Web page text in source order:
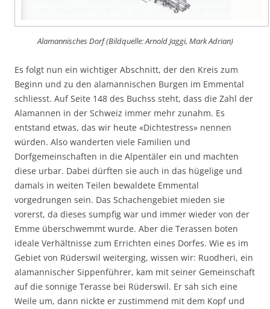
Alamannisches Dorf (Bildquelle: Arnold Jaggi, Mark Adrian)
Es folgt nun ein wichtiger Abschnitt, der den Kreis zum
Beginn und zu den alamannischen Burgen im Emmental
schliesst. Auf Seite 148 des Buchss steht, dass die Zahl der
Alamannen in der Schweiz immer mehr zunahm. Es
entstand etwas, das wir heute «Dichtestress» nennen
würden. Also wanderten viele Familien und
Dorfgemeinschaften in die Alpentäler ein und machten
diese urbar. Dabei dürften sie auch in das hügelige und
damals in weiten Teilen bewaldete Emmental
vorgedrungen sein. Das Schachengebiet mieden sie
vorerst, da dieses sumpfig war und immer wieder von der
Emme überschwemmt wurde. Aber die Terassen boten
ideale Verhältnisse zum Errichten eines Dorfes. Wie es im
Gebiet von Rüderswil weiterging, wissen wir: Ruodheri, ein
alamannischer Sippenführer, kam mit seiner Gemeinschaft
auf die sonnige Terasse bei Rüderswil. Er sah sich eine
Weile um, dann nickte er zustimmend mit dem Kopf und